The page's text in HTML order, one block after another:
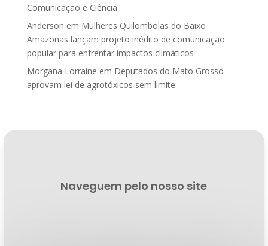
Comunicação e Ciência
Anderson em Mulheres Quilombolas do Baixo
Amazonas lançam projeto inédito de comunicação
popular para enfrentar impactos climáticos
Morgana Lorraine em Deputados do Mato Grosso
aprovam lei de agrotóxicos sem limite
Naveguem pelo nosso site